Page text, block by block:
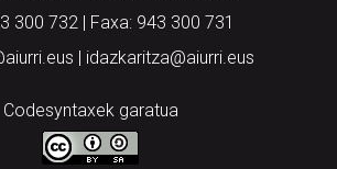
300 732 | Faxa: 943 300 731
| idazkaritza@aiurri.eus
Codesyntaxek garatua